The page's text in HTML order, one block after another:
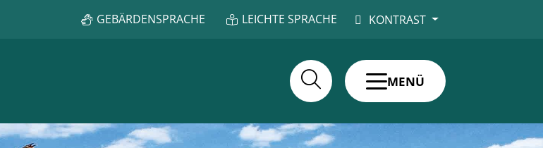
GEBÄRDENSPRACHE LEICHTE SPRACHE KONTRAST
MENÜ